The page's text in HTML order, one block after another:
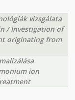
vizsgálata
/ Investigation of
originating from
ion